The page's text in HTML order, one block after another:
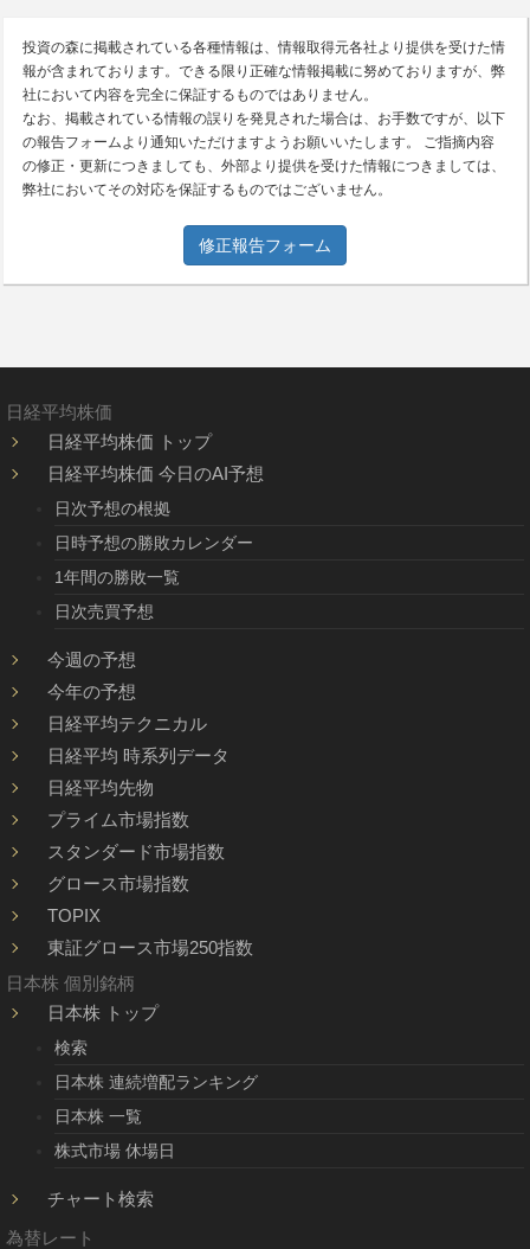
投資の森に掲載されている各種情報は、情報取得元各社より提供を受けた情
報が含まれております。できる限り正確な情報掲載に努めておりますが、弊
社において内容を完全に保証するものではありません。
なお、掲載されている情報の誤りを発見された場合は、お手数ですが、以下
の報告フォームより通知いただけますようお願いいたします。 ご指摘内容
の修正・更新につきましても、外部より提供を受けた情報につきましては、
弊社においてその対応を保証するものではございません。
修正報告フォーム
日経平均株価
日経平均株価 トップ
日経平均株価 今日のAI予想
日次予想の根拠
日時予想の勝敗カレンダー
1年間の勝敗一覧
日次売買予想
今週の予想
今年の予想
日経平均テクニカル
日経平均 時系列データ
日経平均先物
プライム市場指数
スタンダード市場指数
グロース市場指数
TOPIX
東証グロース市場250指数
日本株 個別銘柄
日本株 トップ
検索
日本株 連続増配ランキング
日本株 一覧
株式市場 休場日
チャート検索
為替レート